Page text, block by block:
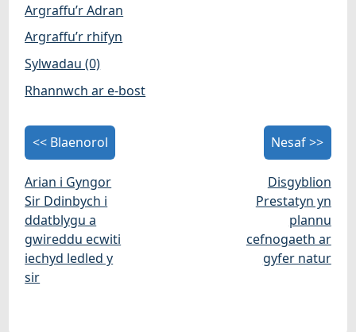
Argraffu’r Adran
Argraffu’r rhifyn
Sylwadau (0)
Rhannwch ar e-bost
<< Blaenorol
Arian i Gyngor
Sir Ddinbych i
ddatblygu a
gwireddu ecwiti
iechyd ledled y
sir
Nesaf >>
Disgyblion
Prestatyn yn
plannu
cefnogaeth ar
gyfer natur